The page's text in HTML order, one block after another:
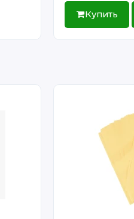
Купить